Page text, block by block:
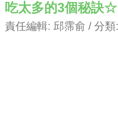
吃太多的3個秘訣☆
責任編輯: 邱霈俞 / 分類: